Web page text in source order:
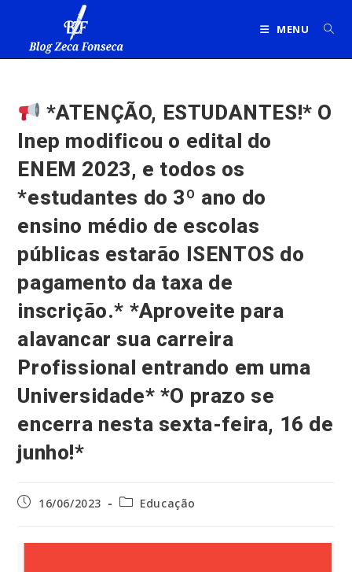
MENU
*ATENÇÃO, ESTUDANTES!* O
Inep modificou o edital do
ENEM 2023, e todos os
*estudantes do 3º ano do
ensino médio de escolas
públicas estarão ISENTOS do
pagamento da taxa de
inscrição.* *Aproveite para
alavancar sua carreira
Profissional entrando em uma
Universidade* *O prazo se
encerra nesta sexta-feira, 16 de
junho!*
Post16/06/2023
Categoria
Educação